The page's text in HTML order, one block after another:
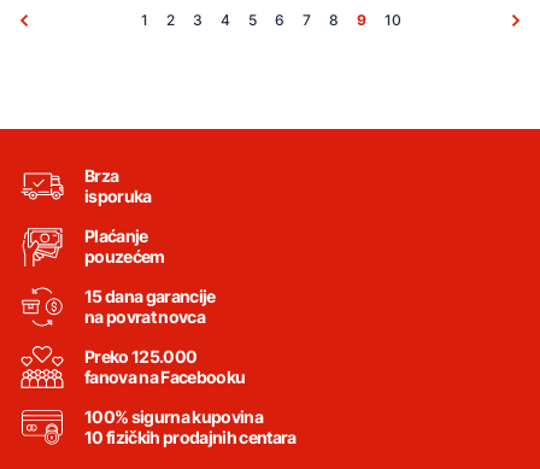
1 2 3 4 5 6 7 8 9 10
Brza
isporuka
Plaćanje
pouzećem
15 dana garancije
na povrat novca
Preko 125.000
fanova na Facebooku
100% sigurna kupovina
10 fizičkih prodajnih centara